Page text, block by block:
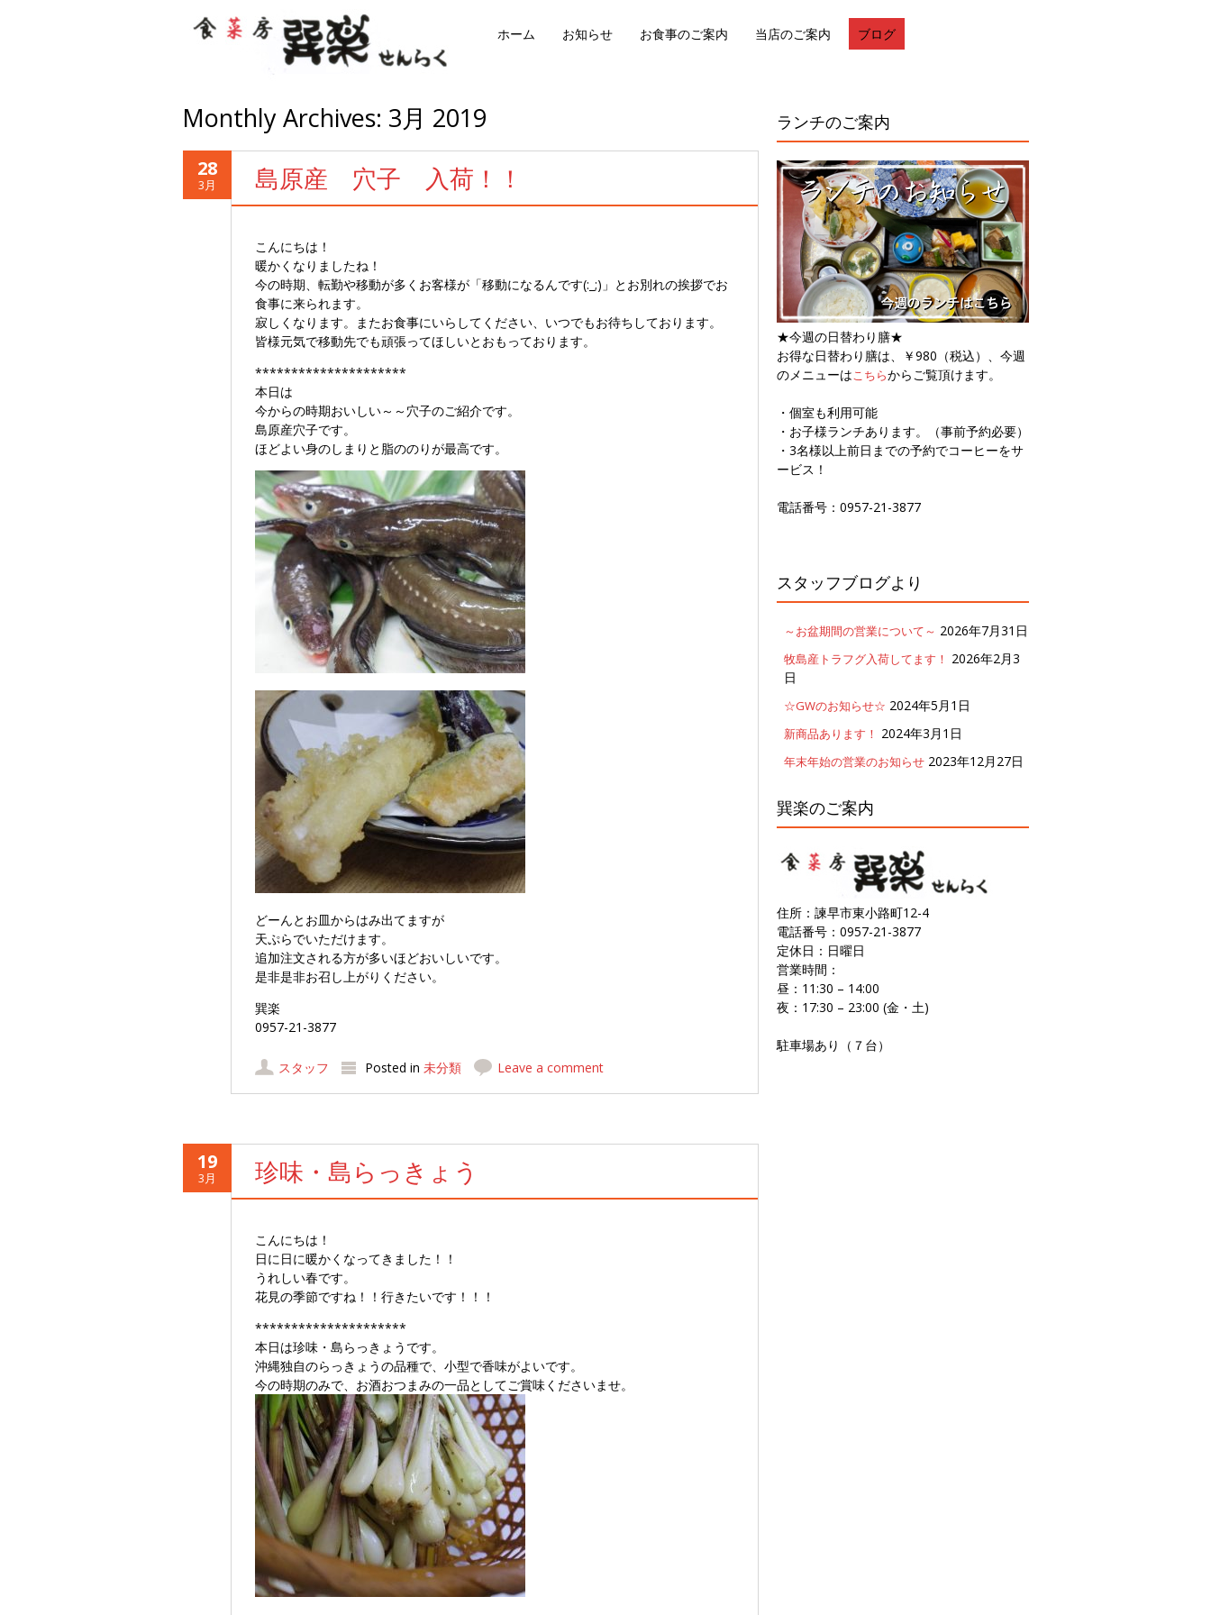
ホーム お知らせ お食事のご案内 当店のご案内 ブログ
Monthly Archives: 3月 2019
28
3月 島原産 穴子 入荷！！
こんにちは！
暖かくなりましたね！
今の時期、転勤や移動が多くお客様が「移動になるんです(:_;)」とお別れの挨拶でお
食事に来られます。
寂しくなります。またお食事にいらしてください、いつでもお待ちしております。
皆様元気で移動先でも頑張ってほしいとおもっております。
*********************
本日は
今からの時期おいしい～～穴子のご紹介です。
島原産穴子です。
ほどよい身のしまりと脂ののりが最高です。
どーんとお皿からはみ出てますが
天ぷらでいただけます。
追加注文される方が多いほどおいしいです。
是非是非お召し上がりください。
巽楽
0957-21-3877
スタッフ Posted in 未分類 Leave a comment
19
3月 珍味・島らっきょう
こんにちは！
日に日に暖かくなってきました！！
うれしい春です。
花見の季節ですね！！行きたいです！！！
*********************
本日は珍味・島らっきょうです。
沖縄独自のらっきょうの品種で、小型で香味がよいです。
今の時期のみで、お酒おつまみの一品としてご賞味くださいませ。
ランチのご案内
★今週の日替わり膳★
お得な日替わり膳は、￥980（税込）、今週
のメニューはこちらからご覧頂けます。
・個室も利用可能
・お子様ランチあります。（事前予約必要）
・3名様以上前日までの予約でコーヒーをサ
ービス！
電話番号：0957-21-3877
スタッフブログより
～お盆期間の営業について～ 2026年7月31日
牧島産トラフグ入荷してます！ 2026年2月3
日
☆GWのお知らせ☆ 2024年5月1日
新商品あります！ 2024年3月1日
年末年始の営業のお知らせ 2023年12月27日
巽楽のご案内
住所：諫早市東小路町12-4
電話番号：0957-21-3877
定休日：日曜日
営業時間：
昼：11:30 – 14:00
夜：17:30 – 23:00 (金・土)
駐車場あり（７台）